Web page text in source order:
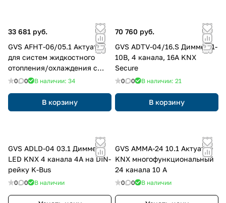
33 681 руб.
GVS AFHT-06/05.1 Актуатор
для систем жидкостного
отопления/охлаждения с
TRIAC, 6 каналов
0 0 В наличии: 34
В корзину
70 760 руб.
GVS ADTV-04/16.S Диммер 1-
10В, 4 канала, 16А KNX
Secure
0 0 В наличии: 21
В корзину
GVS ADLD-04 03.1 Диммер
LED KNX 4 канала 4A на DIN-
рейку K-Bus
0 0 В наличии
GVS AMMA-24 10.1 Актуатор
KNX многофункциональный
24 канала 10 А
0 0 В наличии